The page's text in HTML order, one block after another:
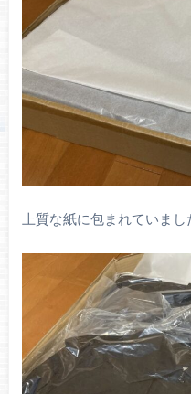
上質な紙に包まれていま